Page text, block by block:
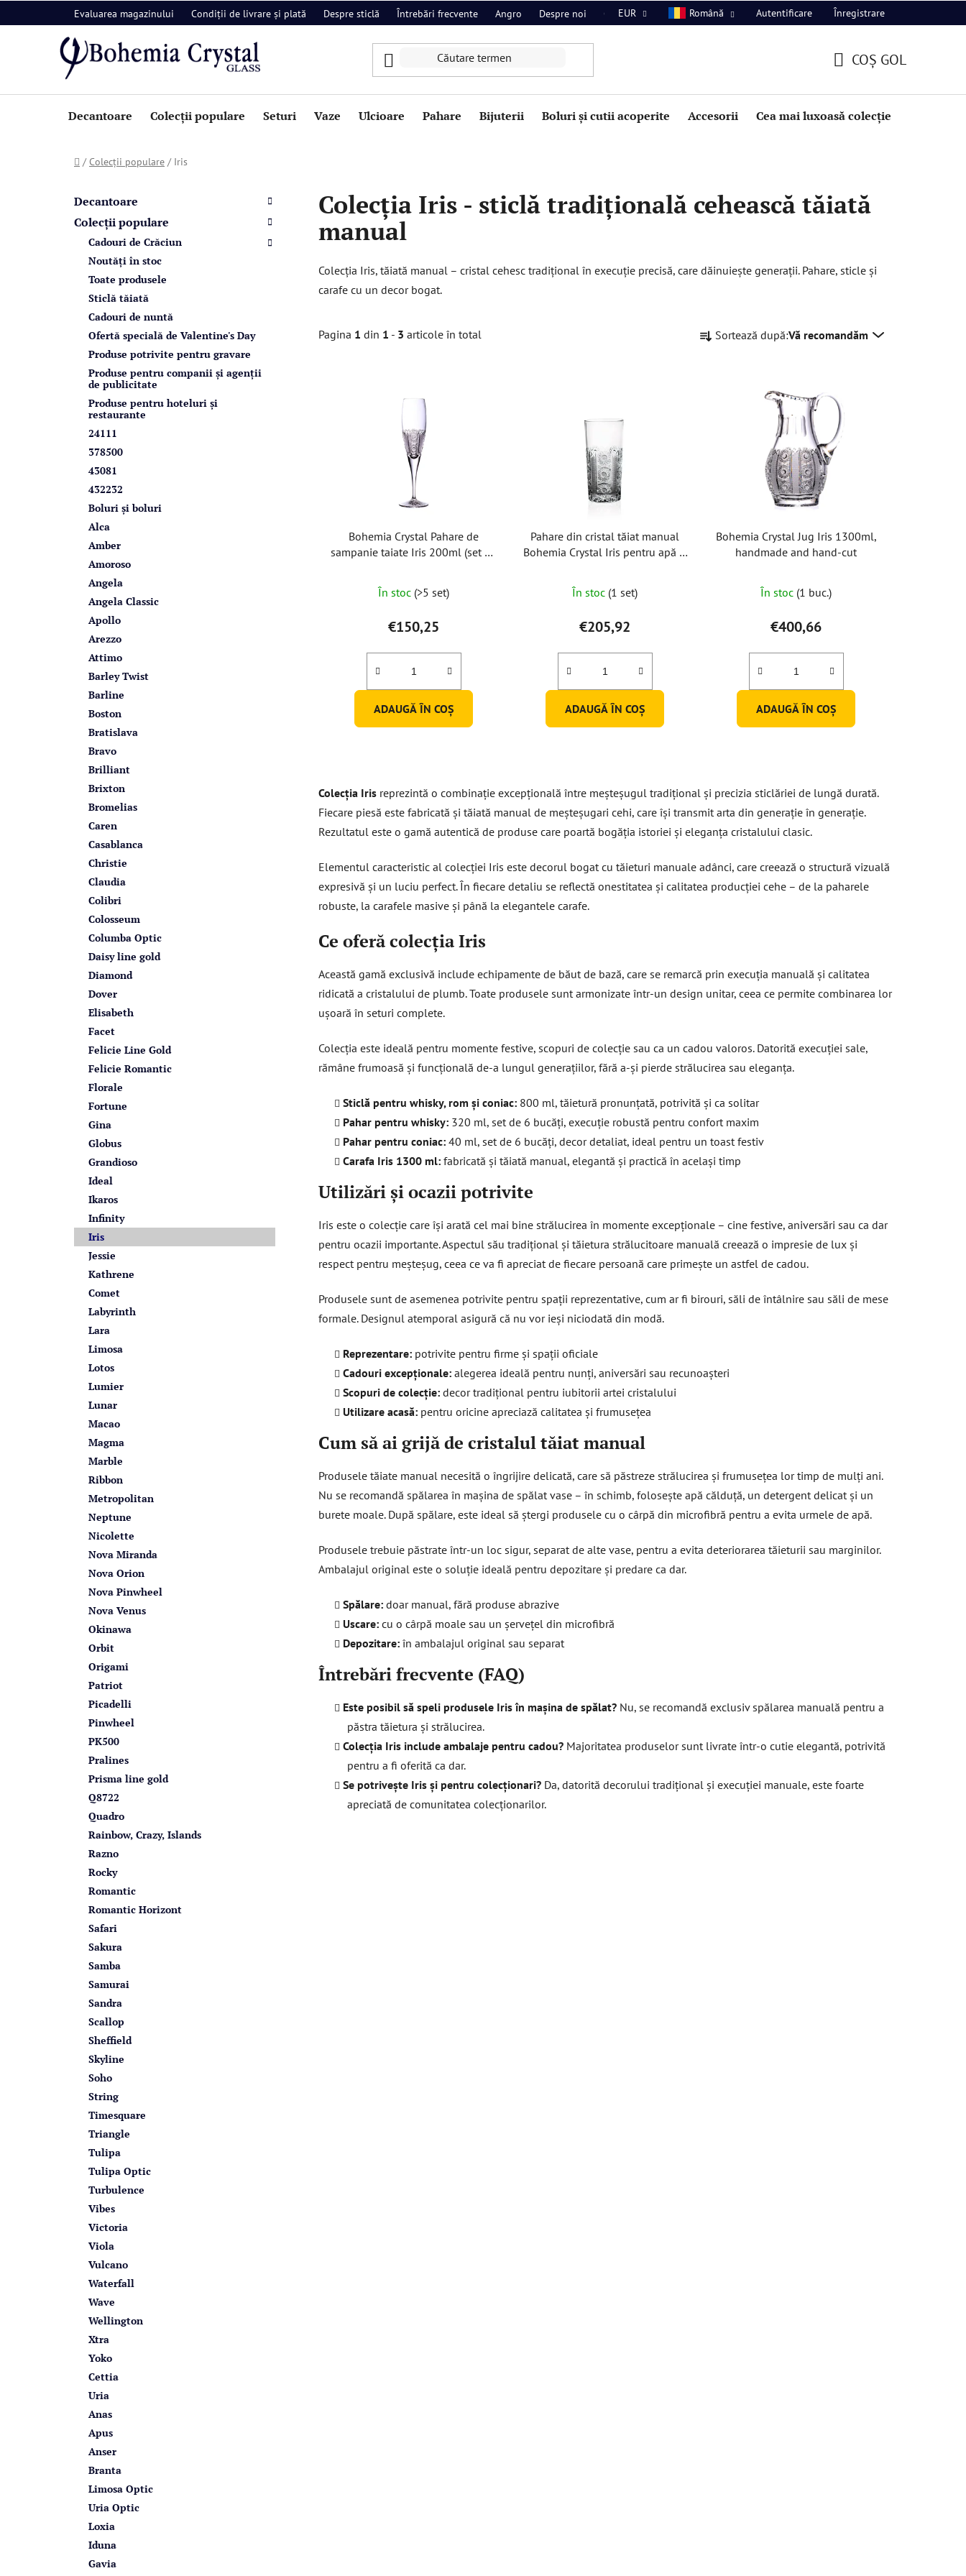
la
Evaluarea magazinului Condiții de livrare și plată Despre sticlă Întrebări frecvente Angro Despre noi Contact
EUR Română Autentificare Înregistrare
DE
COŞ GOL
Decantoare Colecții populare Seturi Vaze Ulcioare Pahare Bijuterii Boluri și cutii acoperite Accesorii Cea mai luxoasă colecție
Acasă
/ Colecții populare / Iris
peste
categorii
Decantoare
Colecții populare
Cadouri de Crăciun
Noutăți în stoc
Toate produsele
Sticlă tăiată
Cadouri de nuntă
Ofertă specială de Valentine's Day
Produse potrivite pentru gravare
Produse pentru companii și agenții
de publicitate
Produse pentru hoteluri și
restaurante
24111
378500
43081
432232
Boluri și boluri
Alca
Amber
Amoroso
Angela
Angela Classic
Apollo
Arezzo
Attimo
Barley Twist
Barline
Boston
Bratislava
Bravo
Brilliant
Brixton
Bromelias
Caren
Casablanca
Christie
Claudia
Colibri
Colosseum
Columba Optic
Daisy line gold
Diamond
Dover
Elisabeth
Facet
Felicie Line Gold
Felicie Romantic
Florale
Fortune
Gina
Globus
Grandioso
Ideal
Ikaros
Infinity
Iris
Jessie
Kathrene
Comet
Labyrinth
Lara
Limosa
Lotos
Lumier
Lunar
Macao
Magma
Marble
Ribbon
Metropolitan
Neptune
Nicolette
Nova Miranda
Nova Orion
Nova Pinwheel
Nova Venus
Okinawa
Orbit
Origami
Patriot
Picadelli
Pinwheel
PK500
Pralines
Prisma line gold
Q8722
Quadro
Rainbow, Crazy, Islands
Razno
Rocky
Romantic
Romantic Horizont
Safari
Sakura
Samba
Samurai
Sandra
Scallop
Sheffield
Skyline
Soho
String
Timesquare
Triangle
Tulipa
Tulipa Optic
Turbulence
Vibes
Victoria
Viola
Vulcano
Waterfall
Wave
Wellington
Xtra
Yoko
Cettia
Uria
Anas
Apus
Anser
Branta
Limosa Optic
Uria Optic
Loxia
Iduna
Gavia
Colecția Iris - sticlă tradițională cehească tăiată
manual
Colecția Iris, tăiată manual – cristal cehesc tradițional în execuție precisă, care dăinuiește generații. Pahare, sticle și
carafe cu un decor bogat.
Pagina 1 din 1 - 3 articole în total
e Sortează după:Vă recomandăm
Bohemia Crystal Pahare de
sampanie taiate Iris 200ml (set de
În stoc (>5 set)
€150,25
ADAUGĂ ÎN COŞ
Pahare din cristal tăiat manual
Bohemia Crystal Iris pentru apă și
În stoc (1 set)
€205,92
ADAUGĂ ÎN COŞ
Bohemia Crystal Jug Iris 1300ml,
handmade and hand-cut
În stoc (1 buc.)
€400,66
ADAUGĂ ÎN COŞ
n
t
r
l
u
l
ă
r
i
r
Colecția Iris reprezintă o combinație excepțională între meșteșugul tradițional și precizia sticlăriei de lungă durată.
Fiecare piesă este fabricată și tăiată manual de meșteșugari cehi, care își transmit arta din generație în generație.
Rezultatul este o gamă autentică de produse care poartă bogăția istoriei și eleganța cristalului clasic.
Elementul caracteristic al colecției Iris este decorul bogat cu tăieturi manuale adânci, care creează o structură vizuală
expresivă și un luciu perfect. În fiecare detaliu se reflectă onestitatea și calitatea producției cehe – de la paharele
robuste, la carafele masive și până la elegantele carafe.
Ce oferă colecția Iris
Această gamă exclusivă include echipamente de băut de bază, care se remarcă prin execuția manuală și calitatea
ridicată a cristalului de plumb. Toate produsele sunt armonizate într-un design unitar, ceea ce permite combinarea lor
ușoară în seturi complete.
Colecția este ideală pentru momente festive, scopuri de colecție sau ca un cadou valoros. Datorită execuției sale,
rămâne frumoasă și funcțională de-a lungul generațiilor, fără a-și pierde strălucirea sau eleganța.
Sticlă pentru whisky, rom și coniac: 800 ml, tăietură pronunțată, potrivită și ca solitar
Pahar pentru whisky: 320 ml, set de 6 bucăți, execuție robustă pentru confort maxim
Pahar pentru coniac: 40 ml, set de 6 bucăți, decor detaliat, ideal pentru un toast festiv
Carafa Iris 1300 ml: fabricată și tăiată manual, elegantă și practică în același timp
Utilizări și ocazii potrivite
Iris este o colecție care își arată cel mai bine strălucirea în momente excepționale – cine festive, aniversări sau ca dar
pentru ocazii importante. Aspectul său tradițional și tăietura strălucitoare manuală creează o impresie de lux și
respect pentru meșteșug, ceea ce va fi apreciat de fiecare persoană care primește un astfel de cadou.
Produsele sunt de asemenea potrivite pentru spații reprezentative, cum ar fi birouri, săli de întâlnire sau săli de mese
formale. Designul atemporal asigură că nu vor ieși niciodată din modă.
Reprezentare: potrivite pentru firme și spații oficiale
Cadouri excepționale: alegerea ideală pentru nunți, aniversări sau recunoașteri
Scopuri de colecție: decor tradițional pentru iubitorii artei cristalului
Utilizare acasă: pentru oricine apreciază calitatea și frumusețea
Cum să ai grijă de cristalul tăiat manual
Produsele tăiate manual necesită o îngrijire delicată, care să păstreze strălucirea și frumusețea lor timp de mulți ani.
Nu se recomandă spălarea în mașina de spălat vase – în schimb, folosește apă călduță, un detergent delicat și un
burete moale. După spălare, este ideal să ștergi produsele cu o cârpă din microfibră pentru a evita urmele de apă.
Produsele trebuie păstrate într-un loc sigur, separat de alte vase, pentru a evita deteriorarea tăieturii sau marginilor.
Ambalajul original este o soluție ideală pentru depozitare și predare ca dar.
Spălare: doar manual, fără produse abrazive
Uscare: cu o cârpă moale sau un șervețel din microfibră
Depozitare: în ambalajul original sau separat
Întrebări frecvente (FAQ)
Este posibil să speli produsele Iris în mașina de spălat? Nu, se recomandă exclusiv spălarea manuală pentru a
păstra tăietura și strălucirea.
Colecția Iris include ambalaje pentru cadou? Majoritatea produselor sunt livrate într-o cutie elegantă, potrivită
pentru a fi oferită ca dar.
Se potrivește Iris și pentru colecționari? Da, datorită decorului tradițional și execuției manuale, este foarte
apreciată de comunitatea colecționarilor.